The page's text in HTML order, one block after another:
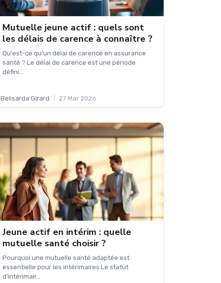
Mutuelle jeune actif : quels sont
les délais de carence à connaître ?
Qu'est-ce qu'un délai de carence en assurance
santé ? Le délai de carence est une période
défini...
Belisarda Girard 27 Mar 2026
Jeune actif en intérim : quelle
mutuelle santé choisir ?
Pourquoi une mutuelle santé adaptée est
essentielle pour les intérimaires Le statut
d'intérimair...